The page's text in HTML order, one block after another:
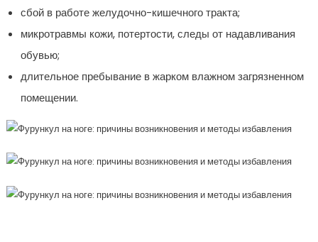
сбой в работе желудочно-кишечного тракта;
микротравмы кожи, потертости, следы от надавливания
обувью;
длительное пребывание в жарком влажном загрязненном
помещении.